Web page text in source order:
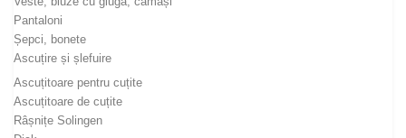
Pantaloni
Șepci, bonete
Ascuțire și șlefuire
Ascuțitoare pentru cuțite
Ascuțitoare de cuțite
Râșnițe Solingen